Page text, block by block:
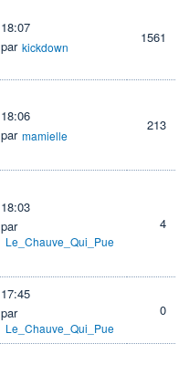
18:07
par kickdown
1561
18:06
par mamielle
213
18:03
par
Le_Chauve_Qui_Pue
4
17:45
par
Le_Chauve_Qui_Pue
0